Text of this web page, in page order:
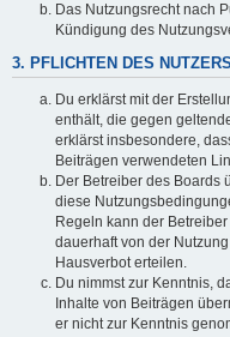
Das Nutzungsrecht nach
Kündigung des
3. PFLICHTEN DES NUTZERS
Du erklärst mit der
enthält, die gegen
erklärst insbesondere,
Beiträgen verwendeten
Der Betreiber des Boards
diese
Regeln kann der
dauerhaft von der
Hausverbot erteilen.
Du nimmst zur Kenntnis,
Inhalte von Beiträgen
er nicht zur Kenntnis